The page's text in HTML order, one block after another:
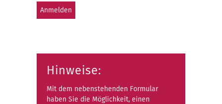
Passwort
Website
Hinweise:
Mit dem nebenstehenden Formular
haben Sie die Möglichkeit, einen